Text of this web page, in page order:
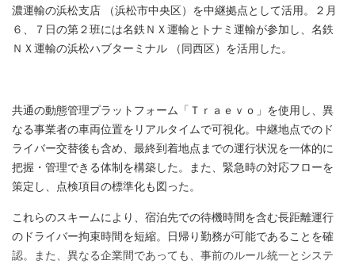
濃運輸の浜松支店 （浜松市中央区）を中継拠点として活用。２月
６、７日の第２班には名鉄ＮＸ運輸とトナミ運輸が参加し、名鉄
ＮＸ運輸の浜松ハブターミナル （同西区）を活用した。
共通の動態管理プラットフォーム「Ｔｒａｅｖｏ」を使用し、異
なる事業者の車両位置をリアルタイムで可視化。中継地点でのド
ライバー交替後も含め、最終到着地点までの運行状況を一体的に
把握・管理できる体制を構築した。また、緊急時の対応フローを
策定し、点検項目の標準化も図った。
これらのスキームにより、宿泊先での待機時間を含む長距離運行
のドライバー拘束時間を短縮。日帰り勤務が可能であることを確
認。また、異なる企業間であっても、事前のルール統一とシステ